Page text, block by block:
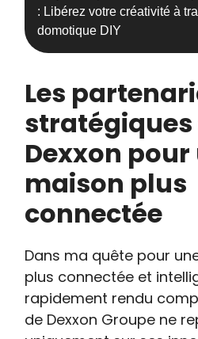
: Libérez votre créativité à
domotique DIY
Les
stratégiques
Dexxon pour
maison plus
connectée
Dans ma quête pour
plus connectée et
rapidement rendu
de Dexxon Groupe ne